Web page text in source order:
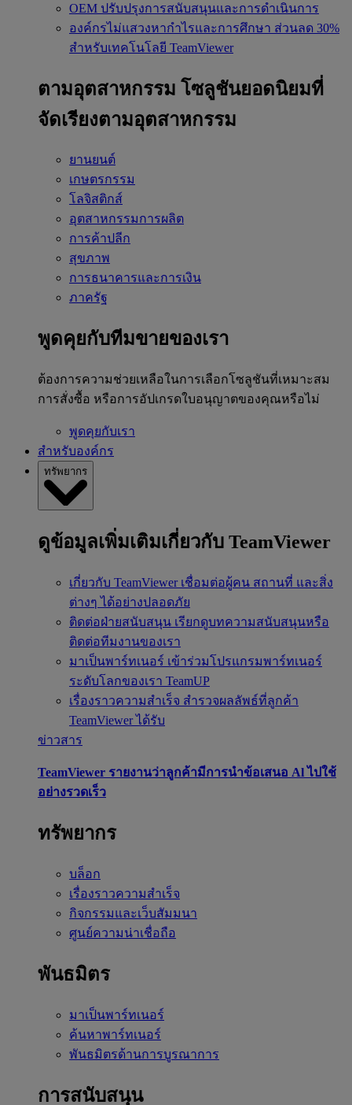
OEM ปรับปรุงการสนับสนุนและการดำเนินการ
องค์กรไม่แสวงหากำไรและการศึกษา ส่วนลด 30%
สำหรับเทคโนโลยี TeamViewer
ตามอุตสาหกรรม โซลูชันยอดนิยมที่
จัดเรียงตามอุตสาหกรรม
ยานยนต์
เกษตรกรรม
โลจิสติกส์
อุตสาหกรรมการผลิต
การค้าปลีก
สุขภาพ
การธนาคารและการเงิน
ภาครัฐ
พูดคุยกับทีมขายของเรา
ต้องการความช่วยเหลือในการเลือกโซลูชันที่เหมาะสม
การสั่งซื้อ หรือการอัปเกรดใบอนุญาตของคุณหรือไม่
พูดคุยกับเรา
สำหรับองค์กร
ทรัพยากร
ดูข้อมูลเพิ่มเติมเกี่ยวกับ TeamViewer
เกี่ยวกับ TeamViewer เชื่อมต่อผู้คน สถานที่ และสิ่ง
ต่างๆ ได้อย่างปลอดภัย
ติดต่อฝ่ายสนับสนุน เรียกดูบทความสนับสนุนหรือ
ติดต่อทีมงานของเรา
มาเป็นพาร์ทเนอร์ เข้าร่วมโปรแกรมพาร์ทเนอร์
ระดับโลกของเรา TeamUP
เรื่องราวความสำเร็จ สำรวจผลลัพธ์ที่ลูกค้า
TeamViewer ได้รับ
ข่าวสาร
TeamViewer รายงานว่าลูกค้ามีการนำข้อเสนอ Al ไปใช้
อย่างรวดเร็ว
ทรัพยากร
บล็อก
เรื่องราวความสำเร็จ
กิจกรรมและเว็บสัมมนา
ศูนย์ความน่าเชื่อถือ
พันธมิตร
มาเป็นพาร์ทเนอร์
ค้นหาพาร์ทเนอร์
พันธมิตรด้านการบูรณาการ
การสนับสนุน